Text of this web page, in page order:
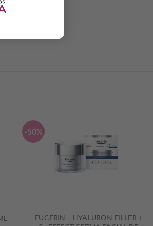
-50%
EUCERIN – HYALURON-FILLER +